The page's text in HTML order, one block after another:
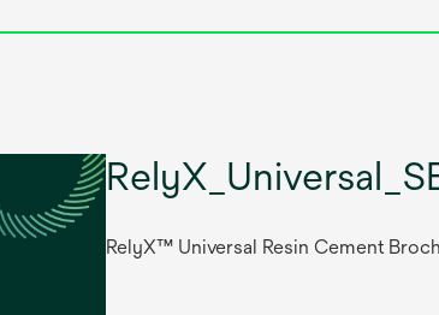
RelyX™ Universal Resin Cement